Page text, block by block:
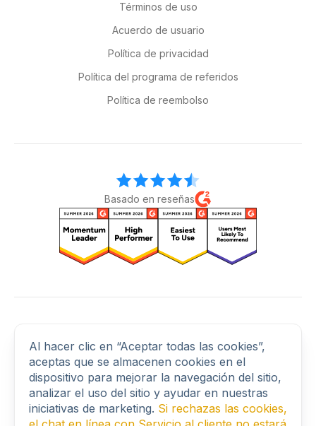
Al hacer clic en “Aceptar todas las cookies”,
aceptas que se almacenen cookies en el
dispositivo para mejorar la navegación del sitio,
analizar el uso del sitio y ayudar en nuestras
iniciativas de marketing. Si rechazas las cookies,
Términos de uso
Acuerdo de usuario
Política de privacidad
Política del programa de referidos
Política de reembolso
Basado en reseñas
© 2026 BLACKBIRD SECURE BROWSING LTD. All rights
reserved.
41 Devonshire Street, Ground Floor, London, United Kingdom,